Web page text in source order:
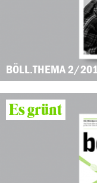
BÖLL.THEMA 2/
Es grünt